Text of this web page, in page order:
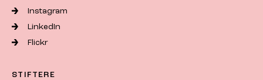
Instagram
LinkedIn
Flickr
STIFTERE